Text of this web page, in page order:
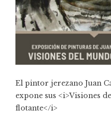
El pintor jerezano Juan
expone sus <i>Visiones
flotante</i>